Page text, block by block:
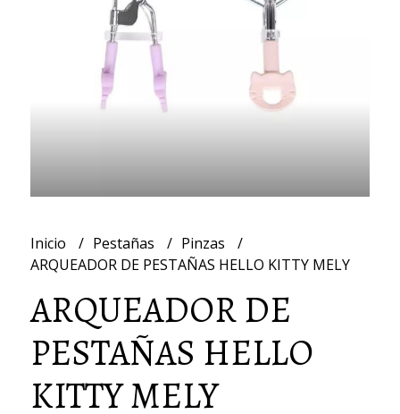
Inicio Pestañas
Pinzas
ARQUEADOR DE PESTAÑAS HELLO KITTY MELY
ARQUEADOR DE
PESTAÑAS HELLO
KITTY MELY